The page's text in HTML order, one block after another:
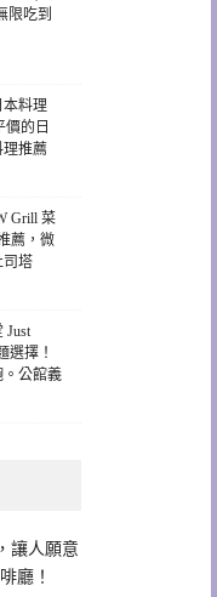
限吃到
本料理
價的日
理推薦
Grill 菜
薦，微
司塔
Just
選擇！
。公館義
讓人願意
廳！